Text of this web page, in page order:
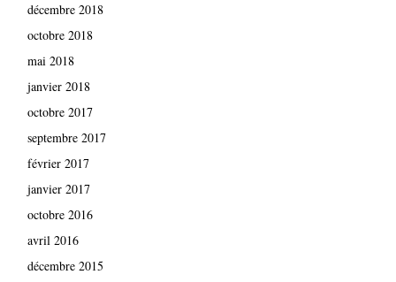
décembre 2018
octobre 2018
mai 2018
janvier 2018
octobre 2017
septembre 2017
février 2017
janvier 2017
octobre 2016
avril 2016
décembre 2015